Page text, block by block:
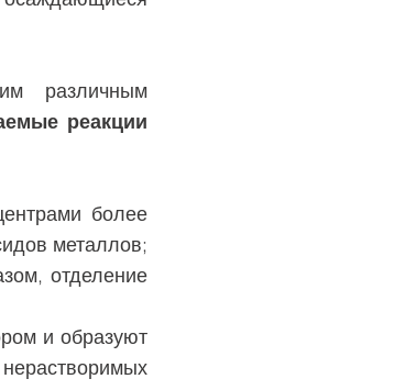
различным
реакции
более
металлов;
отделение
и образуют